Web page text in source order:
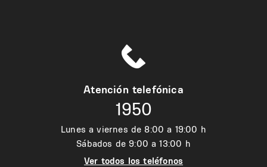
Atención telefónica
1950
Lunes a viernes de 8:00 a 19:00 h
Sábados de 9:00 a 13:00 h
Ver todos los teléfonos